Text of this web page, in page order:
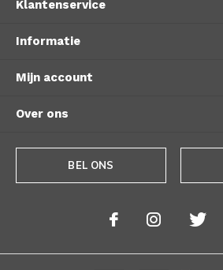
Klantenservice
Informatie
Mijn account
Over ons
BEL ONS